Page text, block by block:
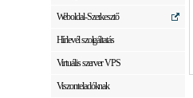
Weboldal-Szerkesztő
Hírlevél szolgáltatás
Virtuális szerver VPS
Viszonteladóknak